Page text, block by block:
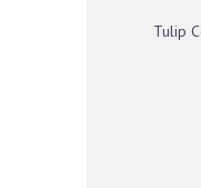
Tulip